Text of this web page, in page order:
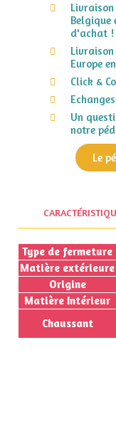
Belgique
d'achat !
Europe
Click &
Un
notre
Le
Type de fermeture
Matière extérieure
Origine
Matière Intérieur
Chaussant